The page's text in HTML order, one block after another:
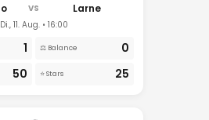
VS Larne
Di., 11. Aug. • 16:00
1 ⚖️ Balance 0
50 ⭐ Stars 25